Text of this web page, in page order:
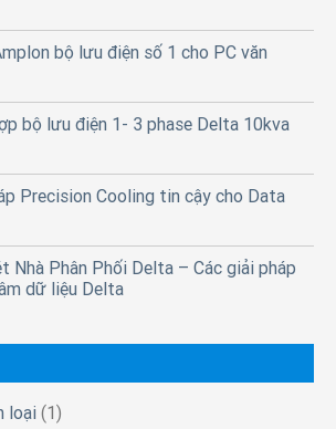
bộ lưu điện số 1 cho PC văn
bộ lưu điện 1- 3 phase Delta 10kva
Precision Cooling tin cậy cho Data
Nhà Phân Phối Delta – Các giải pháp
dữ liệu Delta
loại (1)